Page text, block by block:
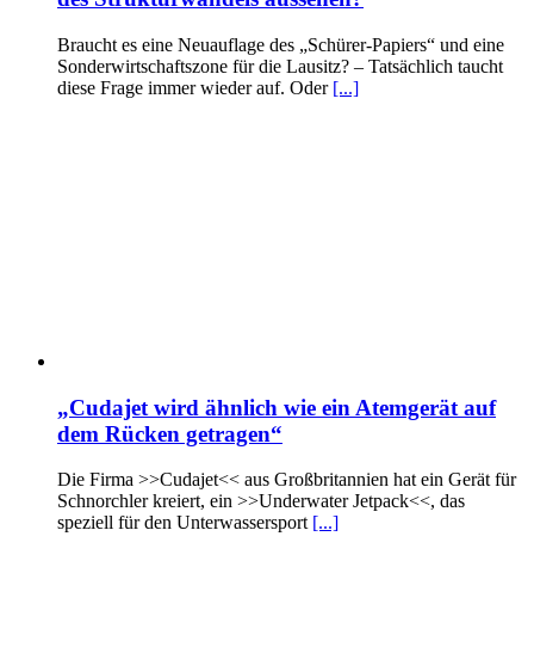
Braucht es eine Neuauflage des „Schürer-Papiers“ und eine
Sonderwirtschaftszone für die Lausitz? – Tatsächlich taucht
diese Frage immer wieder auf. Oder [...]
„Cudajet wird ähnlich wie ein Atemgerät auf
dem Rücken getragen“
Die Firma >>Cudajet<< aus Großbritannien hat ein Gerät für
Schnorchler kreiert, ein >>Underwater Jetpack<<, das
speziell für den Unterwassersport [...]